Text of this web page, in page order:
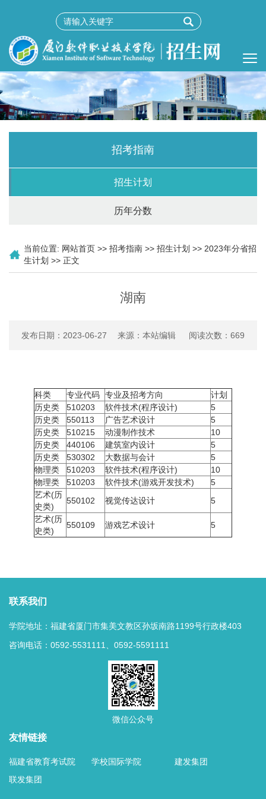
招考指南
招生计划
历年分数
当前位置: 网站首页 >> 招考指南 >> 招生计划 >> 2023年分省招
生计划 >> 正文
湖南
发布日期：2023-06-27 来源：本站编辑 阅读次数： 669
科类 专业代码 专业及招考方向
计划
历史类
510203 软件技术(程序设计)
5
历史类
550113 广告艺术设计
5
历史类
510215 动漫制作技术
10
历史类
440106 建筑室内设计
5
历史类
530302 大数据与会计
5
物理类
510203 软件技术(程序设计)
10
物理类
510203 软件技术(游戏开发技术)
5
艺术(历
史类)
550102 视觉传达设计
5
艺术(历
史类)
550109 游戏艺术设计 5
联系我们
学院地址：福建省厦门市集美文教区孙坂南路1199号行政楼403
咨询电话：0592-5531111、0592-5591111
微信公众号
友情链接
福建省教育考试院 学校国际学院
建发集团
联发集团